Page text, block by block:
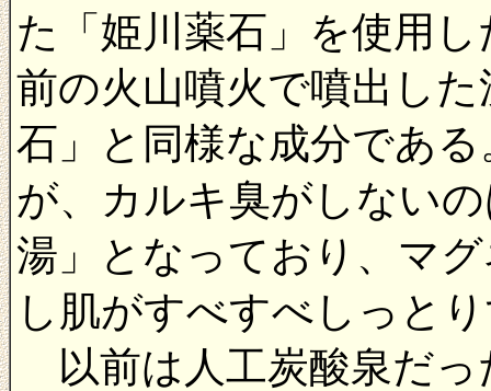
た「姫川薬石」を使用
前の火山噴火で噴出し
石」と同様な成分であ
が、カルキ臭がしない
湯」となっており、マ
し肌がすべすべしっと
以前は人工炭酸泉だっ